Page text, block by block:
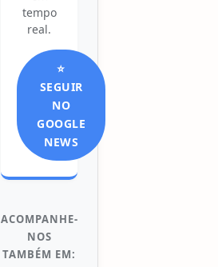
tempo
real.
⭐
SEGUIR
NO
GOOGLE
NEWS
ACOMPANHE-
NOS
TAMBÉM EM: